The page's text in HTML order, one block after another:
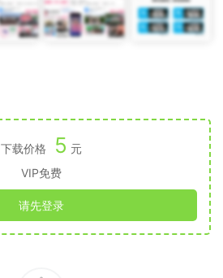
下载价格 5 元
VIP免费
请先登录